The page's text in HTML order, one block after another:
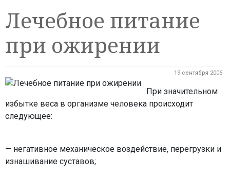
Лечебное питание
при ожирении
19 сентября 2006
При значительном
избытке веса в организме человека происходит
следующее:
— негативное механическое воздействие, перегрузки и
изнашивание суставов;